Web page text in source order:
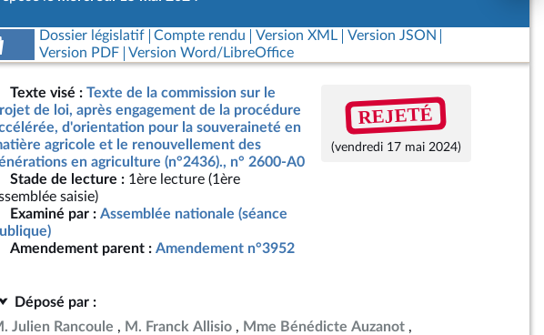
Dossier législatif Compte rendu Version XML
Version JSON
Version PDF
Version Word/LibreOffice
Texte visé : Texte de la commission sur le
de loi, après engagement de la procédure
d'orientation pour la souveraineté en
agricole et le renouvellement des
en agriculture (n°2436)., n° 2600-A0
Stade de lecture : 1ère lecture (1ère
saisie)
Examiné par : Assemblée nationale (séance
Amendement parent : Amendement n°3952
REJETÉ
(vendredi 17 mai 2024)
Déposé par :
Julien Rancoule
M. Franck Allisio
Mme Bénédicte Auzanot